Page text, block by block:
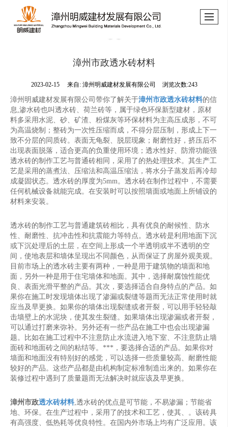
漳州市政透水砖材料
2023-02-15 来自: 漳州明威建材发展有限公司 浏览次数:243
漳州明威建材发展有限公司带你了解关于漳州市政透水砖材料的信
息,渗水砖也叫透水砖、荷兰砖等，属于绿色环保新型建材，原材
料多采用水泥、砂、矿渣、粉煤灰等环保材料为主高压成形，不可
为高温烧制；整砖为一次性压缩而成，不得分层压制，形成上下一
致不分层的同质砖。表面无龟裂、脱层现象；耐磨性好，挤压后不
出现表面脱落，适合更高的负重使用环境；透水性好、防滑功能强
透水砖的制作工艺与普通砖相同，采用了的热处理技术。其生产工
艺是采用的蒸煮法、压缩法和高温压缩法，将水分子蒸发后再冷却
成凝固状态。透水砖的厚度为5mm。透水砖在制作过程中，不需要
任何机械设备就能完成。在安装时可以按照墙面或地面上所铺设的
材料来安装。
透水砖的制作工艺与普通建筑砖相比，具有优良的耐候性、防水
性、耐磨性、抗冲击性和抗震能力等特点。透水砖是利用地面下沉
或下沉处理后的土层，在空间上形成一个半透明或半不透明的空
间，使地表层和墙体呈现出不同颜色，从而保证了房屋外观美观。
目前市场上的透水砖主要有两种，一种是用于建筑物的墙面和地
面，另外一种是用于住宅墙体和地面。其中，选择耐腐蚀性能优
良、表面光滑平整的产品。其次，要选择适合自身特点的产品。如
果你在施工时发现墙体出现了渗漏或裂缝等题而无法正常使用时就
应当及早更换。如果你的墙体出现裂缝或者开裂，可以用手轻轻敲
击墙壁上的水泥块，使其发生裂缝。如果墙体出现渗漏或者开裂，
可以通过打磨来弥补。另外还有一些产品在施工中也会出现渗漏
题。比如在施工过程中不注意防止水流进入地下室、不注意防止墙
面砖和地面砖之间的粘结等。***，要选择合适的产品。如果你对
墙面和地面没有特别好的感觉，可以选择一些质量较高、耐磨性能
较好的产品。这些产品都是由机构制定标准制造出来的。如果你在
装修过程中遇到了质量题而无法解决时就应该及早更换。
漳州市政透水砖材料,透水砖的优点是可节能，不易渗漏；节能省
地、环保。在生产过程中，采用了的技术和工艺，使其、。该砖具
有高强度、低热耗等优良特性。在国内外市场上均有广泛应用。该